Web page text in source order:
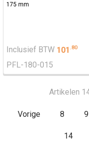
175 mm
Inclusief BTW 101 .80
PFL-180-015
Artikelen
Vorige 8 9
14